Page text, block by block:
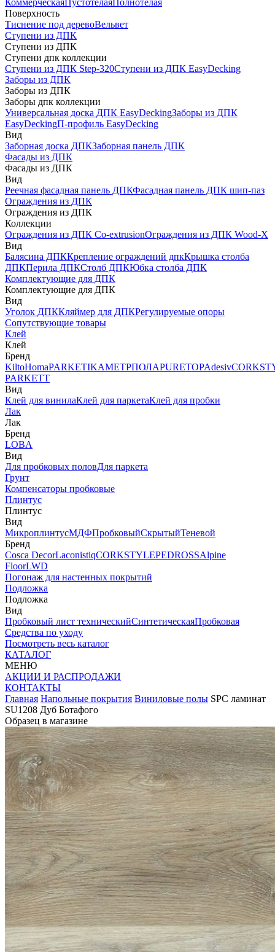
КоммерческаяПустотелаяПолнотелая
Поверхность
Тиснение под деревоВельвет
Ступени из ДПК
Ступени из ДПК
Ступени дпк коллекции
Ступени из ДПК Step-320Ступени из ДПК EasyDecking
Заборы из ДПК
Заборы из ДПК
Заборы дпк коллекции
Универсальная доска ДПК EasyDeckingЗаборы из ДПК
EasyDeckingП-профиль EasyDecking
Вид
Заборная доска ДПКЗаборная панель ДПК
Фасады из ДПК
Фасады из ДПК
Вид
Реечная фасадная панель ДПКФасадная панель ДПК шип-паз
Ограждения из ДПК
Ограждения из ДПК
Коллекции
Ограждения из ДПК Co-extrusionОграждения из ДПК Wood-X
Вид
Балясина ДПККрепление ограждений дпкКрышка столба
ДПКПерила ДПКСтолб ДПКЮбка столба ДПК
Комплектующие для ДПК
Комплектующие для ДПК
Вид
Уголок ДПККляймер для ДПКРегулируемые опоры
Сопутствующие товары
Клей
Клей
Бренд
KiltoHomaPARKETIKAМЕТРПОЛАPURETOPAdesiv
PARKETT
Вид
Клей для винилаКлей для паркетаКлей для пробки
Лак
Лак
Бренд
LOBA
Вид
Для пробковых половДля паркета
Грунт
Компенсаторы пробковые
Плинтус
Плинтус
Вид
МикроплинтусМДФПробковыйСкрытыйТеневой
Бренд
Cosca DecorLaconistiqCORKSTYLEPEDROSSAlpine
FloorLWD
Погонаж для настенных покрытий
Подложка
Подложка
Вид
Пробковый лист техническийСинтетическаяПробковая
Средства по уходу
Посмотреть весь каталог
КАТАЛОГ
МЕНЮ
АКЦИИ И РАСПРОДАЖИ
КОНТАКТЫ
Главная Напольные покрытия Виниловые полы SPC ламинат
SU1208 Дуб Ботафого
Образец в магазине